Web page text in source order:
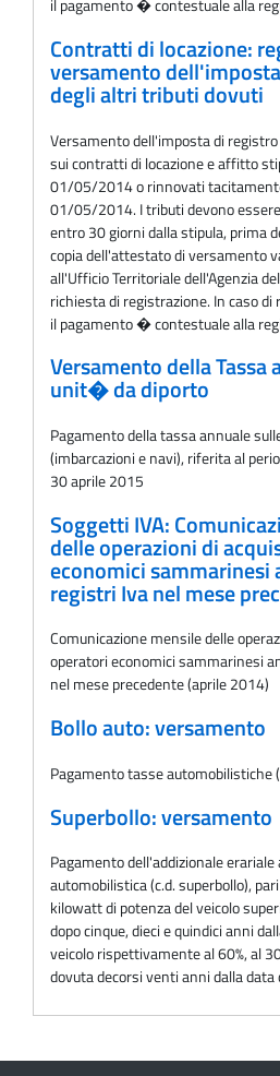
il pagamento � contestuale alla
Contratti di locazione:
versamento
degli altri tributi dovuti
Versamento dell'imposta di
sui contratti di locazione e affitto
01/05/2014 o rinnovati
01/05/2014. I tributi devono
entro 30 giorni dalla stipula, prima
copia dell'attestato di versamento
all'Ufficio Territoriale dell'Agenzia
richiesta di registrazione. In caso
il pagamento � contestuale alla
Versamento della Tassa
unit� da diporto
Pagamento della tassa annuale
(imbarcazioni e navi), riferita al
30 aprile 2015
Soggetti IVA:
delle operazioni di
economici sammarinesi
registri Iva nel mese
Comunicazione mensile delle
operatori economici sammarinesi
nel mese precedente (aprile 2014)
Bollo auto: versamento
Pagamento tasse automobilistiche
Superbollo: versamento
Pagamento dell'addizionale
automobilistica (c.d. superbollo),
kilowatt di potenza del veicolo
dopo cinque, dieci e quindici anni
veicolo rispettivamente al 60%, al
dovuta decorsi venti anni dalla data